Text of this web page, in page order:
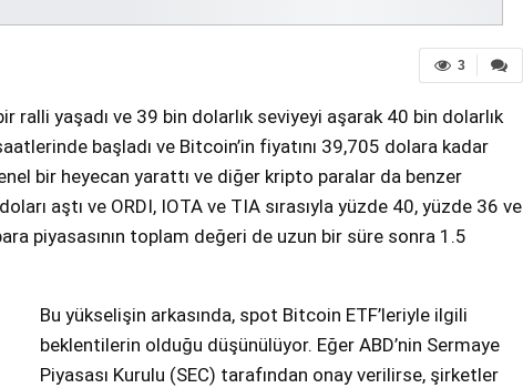
3
yaşadı ve 39 bin dolarlık seviyeyi aşarak 40 bin dolarlık
başladı ve Bitcoin’in fiyatını 39,705 dolara kadar
bir heyecan yarattı ve diğer kripto paralar da benzer
aştı ve ORDI, IOTA ve TIA sırasıyla yüzde 40, yüzde 36 ve
piyasasının toplam değeri de uzun bir süre sonra 1.5
Bu yükselişin arkasında, spot Bitcoin ETF’leriyle ilgili
beklentilerin olduğu düşünülüyor. Eğer ABD’nin Sermaye
Piyasası Kurulu (SEC) tarafından onay verilirse, şirketler